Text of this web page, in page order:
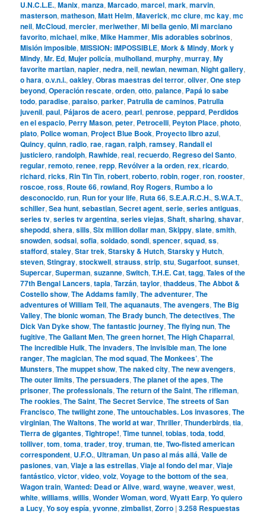
U.N.C.L.E.,Manix,manza,Marcado,marcel,mark,marvin,
masterson,matheson,Matt Helm,Maverick,mc clure,mc kay,mc
neil,McCloud,mercier,meriwether,Mi bella genio,Mi marciano
favorito,michael,mike,Mike Hammer,Mis adorables sobrinos,
Misión imposible,MISSION: IMPOSSIBLE,Mork & Mindy,Mork y
Mindy,Mr. Ed,Mujer policía,mulholland,murphy,murray,My
favorite martian,napier,nedra,neil,newlan,newman,Night gallery,
o hara,o.v.n.i.,oakley,Obras maestras del terror,oliver,One step
beyond,Operación rescate,orden,otto,palance, Papá lo sabe
todo,paradise,paraiso,parker, Patrulla de caminos, Patrulla
juvenil,paul, Pájaros de acero,pearl,penrose,peppard, Perdidos
en el espacio, Perry Mason,peter, Petrocelli, Peyton Place,photo,
plato, Police woman, Project Blue Book, Proyecto libro azul,
Quincy,quinn,radio,rae,ragan,ralph,ramsey, Randall el
justiciero,randolph, Rawhide,real,recuerdo, Regreso del Santo,
regular,remoto,renee,repp, Revólver a la orden,rex,ricardo,
richard,ricks, Rin Tin Tin,robert,roberto,robin,roger,ron,rooster,
roscoe,ross, Route 66,rowland, Roy Rogers, Rumbo a lo
desconocido,run, Run for your life, Ruta 66,S.E.A.R.C.H.,S.W.A.T.,
schiller,Sea hunt,sebastian,Secret agent,serie,series antiguas,
series tv,series tv argentina,series viejas,Shaft,sharing,shavar,
shepodd,shera,sills,Six million dollar man,Skippy,slate,smith,
snowden,sodsai,sofia,soldado,sondi,spencer,squad,ss,
stafford,staley,Star trek,Starsky & Hutch,Starsky y Hutch,
steven,Stingray,stockwell,strauss,strip,stu,Sugarfoot,sunset,
Supercar,Superman,suzanne,Switch,T.H.E. Cat,tagg,Tales of the
77th Bengal Lancers,tapia,Tarzán,taylor,thaddeus,The Abbot &
Costello show,The Addams family,The adventurer,The
adventures of William Tell,The aquanauts,The avengers,The Big
Valley,The bionic woman,The Brady bunch,The detectives,The
Dick Van Dyke show,The fantastic journey,The flying nun,The
fugitive,The Gallant Men,The green hornet,The High Chaparral,
The incredible Hulk,The invaders,The invisible man,The lone
ranger,The magician,The mod squad,The Monkees’,The
Munsters,The muppet show,The naked city,The new avengers,
The outer limits,The persuaders,The planet of the apes,The
prisoner,The professionals,The return of the Saint,The rifleman,
The rookies,The Saint,The Secret Service,The streets of San
Francisco,The twilight zone,The untouchables. Los invasores,The
virginian,The Waltons,The world at war,Thriller,Thunderbirds,tia,
Tierra de gigantes,Tightrope!,Time tunnel,tobias,toda,todd,
tolliver,tom,toma,trader,troy,truman,tte,Two-fisted american
correspondent, U.F.O., Ultraman, Un paso al más allá,Valle de
pasiones,van,Viaje a las estrellas,Viaje al fondo del mar,Viaje
fantástico,victor,video,volz,Voyage to the bottom of the sea,
Wagon train,Wanted: Dead or Alive,ward,wayne,weaver,west,
white,williams,willis,Wonder Woman,word,Wyatt Earp,Yo quiero
a Lucy,Yo soy espía,yvonne,zimbalist,Zorro |3.258 Respuestas